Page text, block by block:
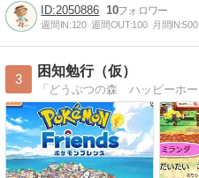
2050886 10
週間IN:120 週間OUT:100 月間IN:500
3
困知勉行（仮）